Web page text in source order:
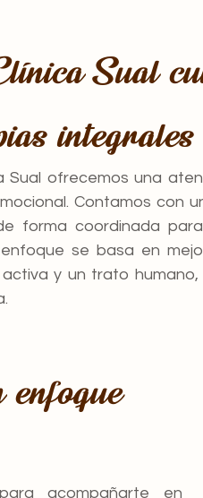
Sual
integrales
Sual ofrecemos una
Contamos con
forma coordinada
se basa en
y un trato
enfoque
acompañarte en